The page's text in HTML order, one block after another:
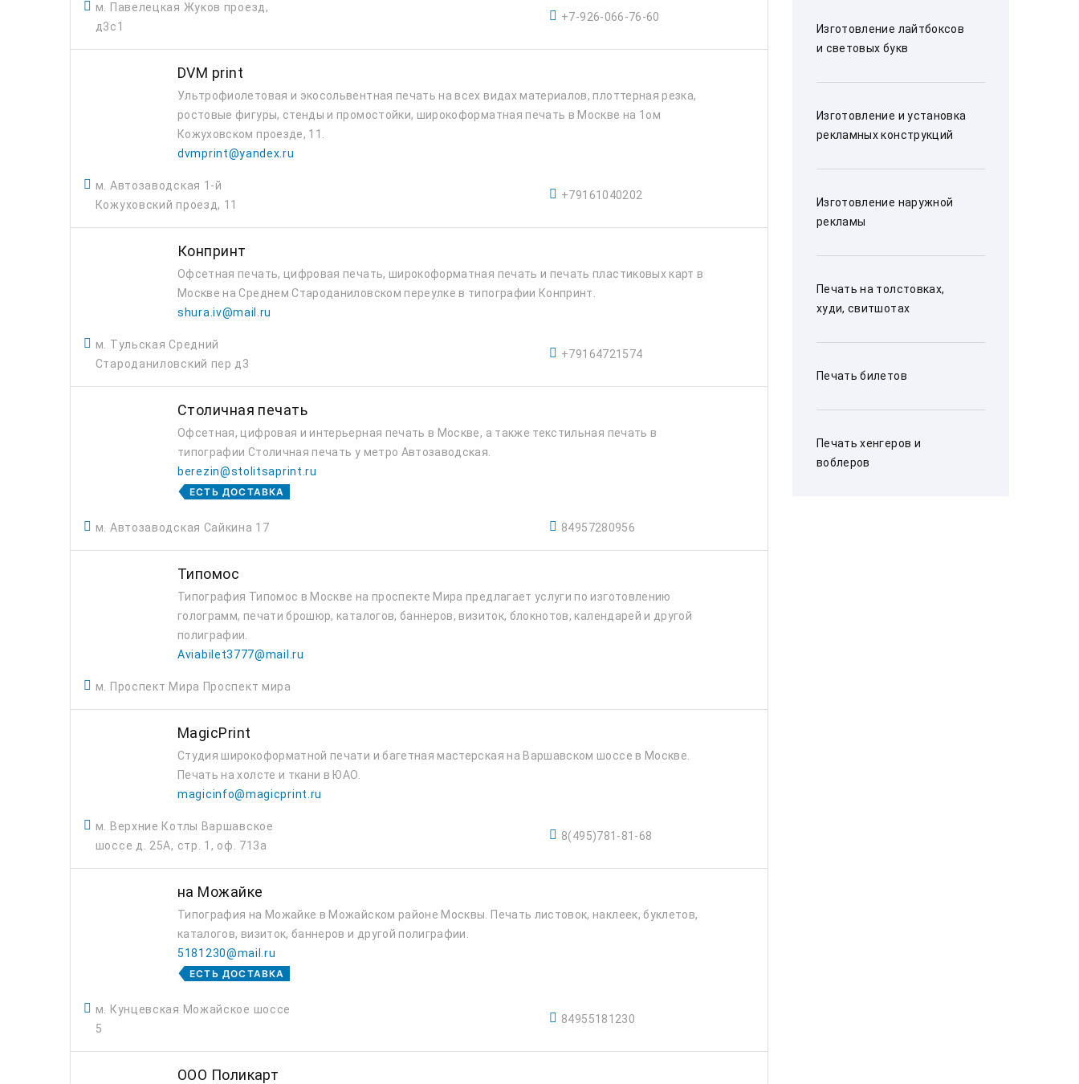
Изготовление лайтбоксов
и световых букв
Изготовление и установка
рекламных конструкций
Изготовление наружной
рекламы
Печать на толстовках,
худи, свитшотах
Печать билетов
Печать хенгеров и
воблеров
м. Павелецкая Жуков проезд,
д3с1
+7-926-066-76-60
DVM print
Ультрофиолетовая и экосольвентная печать на всех видах материалов, плоттерная резка,
ростовые фигуры, стенды и промостойки, широкоформатная печать в Москве на 1ом
Кожуховском проезде, 11.
dvmprint@yandex.ru
м. Автозаводская 1-й
Кожуховский проезд, 11
+79161040202
Конпринт
Офсетная печать, цифровая печать, широкоформатная печать и печать пластиковых карт в
Москве на Среднем Староданиловском переулке в типографии Конпринт.
shura.iv@mail.ru
м. Тульская Средний
Староданиловский пер д3
+79164721574
Столичная печать
Офсетная, цифровая и интерьерная печать в Москве, а также текстильная печать в
типографии Столичная печать у метро Автозаводская.
berezin@stolitsaprint.ru
ЕСТЬ ДОСТАВКА
м. Автозаводская Сайкина 17 84957280956
Типомос
Типография Типомос в Москве на проспекте Мира предлагает услуги по изготовлению
голограмм, печати брошюр, каталогов, баннеров, визиток, блокнотов, календарей и другой
полиграфии.
Aviabilet3777@mail.ru
м. Проспект Мира Проспект мира
MagicPrint
Студия широкоформатной печати и багетная мастерская на Варшавском шоссе в Москве.
Печать на холсте и ткани в ЮАО.
magicinfo@magicprint.ru
м. Верхние Котлы Варшавское
шоссе д. 25А, стр. 1, оф. 713а
8(495)781-81-68
на Можайке
Типография на Можайке в Можайском районе Москвы. Печать листовок, наклеек, буклетов,
каталогов, визиток, баннеров и другой полиграфии.
5181230@mail.ru
ЕСТЬ ДОСТАВКА
м. Кунцевская Можайское шоссе
5
84955181230
ООО Поликарт